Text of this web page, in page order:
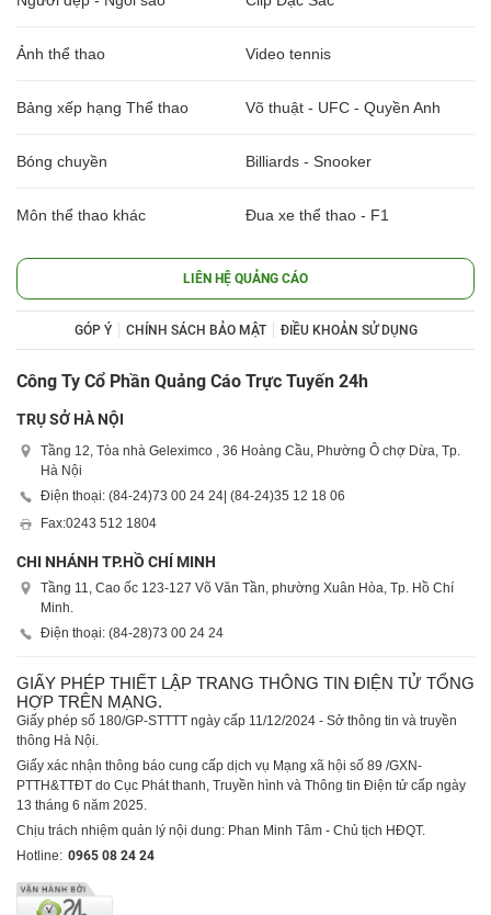
Ảnh thể thao Video tennis
Bảng xếp hạng Thể thao Võ thuật - UFC - Quyền Anh
Bóng chuyền Billiards - Snooker
Môn thể thao khác Đua xe thể thao - F1
LIÊN HỆ QUẢNG CÁO
GÓP Ý CHÍNH SÁCH BẢO MẬT ĐIỀU KHOẢN SỬ DỤNG
Công Ty Cổ Phần Quảng Cáo Trực Tuyến 24h
TRỤ SỞ HÀ NỘI
Tầng 12, Tòa nhà Geleximco , 36 Hoàng Cầu, Phường Ô chợ Dừa, Tp.
Hà Nội
Điện thoại: (84-24)73 00 24 24| (84-24)35 12 18 06
Fax:0243 512 1804
CHI NHÁNH TP.HỒ CHÍ MINH
Tầng 11, Cao ốc 123-127 Võ Văn Tần, phường Xuân Hòa, Tp. Hồ Chí
Minh.
Điện thoại: (84-28)73 00 24 24
GIẤY PHÉP THIẾT LẬP TRANG THÔNG TIN ĐIỆN TỬ TỔNG
HỢP TRÊN MẠNG.
Giấy phép số 180/GP-STTTT ngày cấp 11/12/2024 - Sở thông tin và truyền
thông Hà Nội.
Giấy xác nhận thông báo cung cấp dịch vụ Mạng xã hội số 89 /GXN-
PTTH&TTĐT do Cục Phát thanh, Truyền hình và Thông tin Điện tử cấp ngày
13 tháng 6 năm 2025.
Chịu trách nhiệm quản lý nội dung: Phan Minh Tâm - Chủ tịch HĐQT.
Hotline: 0965 08 24 24